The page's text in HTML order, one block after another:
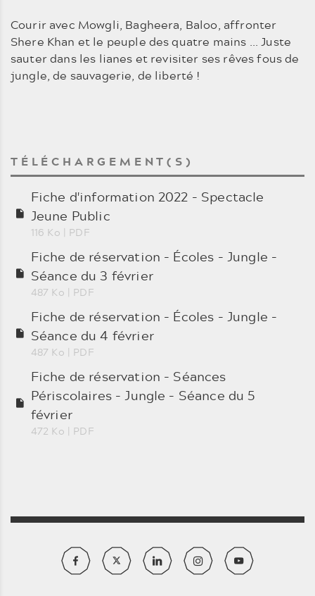
Courir avec Mowgli, Bagheera, Baloo, affronter
Shere Khan et le peuple des quatre mains ... Juste
sauter dans les lianes et revisiter ses rêves fous de
jungle, de sauvagerie, de liberté !
TÉLÉCHARGEMENT(S)
Fiche d'information 2022 - Spectacle
Jeune Public
116 Ko | PDF
Fiche de réservation - Écoles - Jungle -
Séance du 3 février
487 Ko | PDF
Fiche de réservation - Écoles - Jungle -
Séance du 4 février
487 Ko | PDF
Fiche de réservation - Séances
Périscolaires - Jungle - Séance du 5
février
472 Ko | PDF